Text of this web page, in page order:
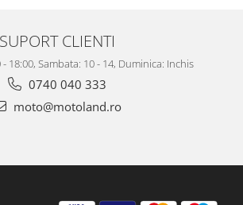
SUPORT CLIENTI
18:00, Sambata: 10 - 14, Duminica: Inchis
0740 040 333
moto@motoland.ro